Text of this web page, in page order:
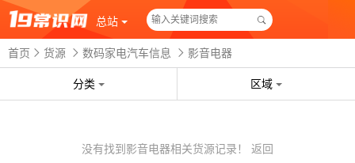
总站
首页 货源 数码家电汽车信息 影音电器
分类 区域
没有找到影音电器相关货源记录！ 返回